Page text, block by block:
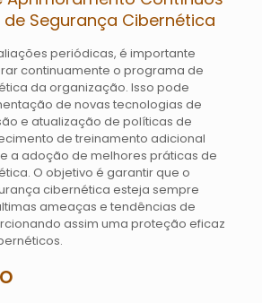
Segurança Cibernética
periódicas, é importante
continuamente o programa de
da organização. Isso pode
de novas tecnologias de
e atualização de políticas de
de treinamento adicional
a adoção de melhores práticas de
O objetivo é garantir que o
cibernética esteja sempre
ameaças e tendências de
assim uma proteção eficaz